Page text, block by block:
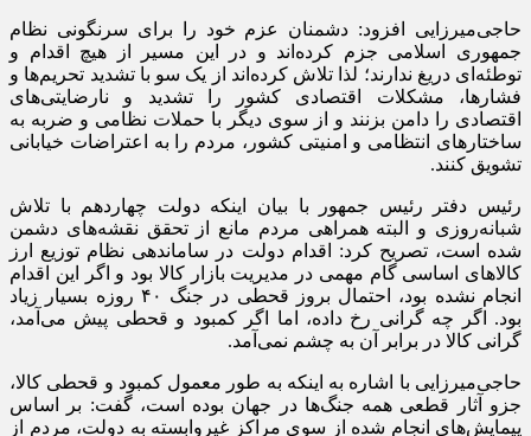
حاجی‌میرزایی افزود: دشمنان عزم خود را برای سرنگونی نظام
جمهوری اسلامی جزم کرده‌اند و در این مسیر از هیچ اقدام و
توطئه‌ای دریغ ندارند؛ لذا تلاش کرده‌اند از یک سو با تشدید تحریم‌ها و
فشارها، مشکلات اقتصادی کشور را تشدید و نارضایتی‌های
اقتصادی را دامن بزنند و از سوی دیگر با حملات نظامی و ضربه به
ساختار‌های انتظامی و امنیتی کشور، مردم را به اعتراضات خیابانی
تشویق کنند.
رئیس دفتر رئیس جمهور با بیان اینکه دولت چهاردهم با تلاش
شبانه‌روزی و البته همراهی مردم مانع از تحقق نقشه‌های دشمن
شده است، تصریح کرد: اقدام دولت در ساماندهی نظام توزیع ارز
کالا‌های اساسی گام مهمی در مدیریت بازار کالا بود و اگر این اقدام
انجام نشده بود، احتمال بروز قحطی در جنگ ۴۰ روزه بسیار زیاد
بود. اگر چه گرانی رخ داده، اما اگر کمبود و قحطی پیش می‌آمد،
گرانی کالا در برابر آن به چشم نمی‌آمد.
حاجی‌میرزایی با اشاره به اینکه به طور معمول کمبود و قحطی کالا،
جزو آثار قطعی همه جنگ‌ها در جهان بوده است، گفت: بر اساس
پیمایش‌های انجام شده از سوی مراکز غیروابسته به دولت، مردم از